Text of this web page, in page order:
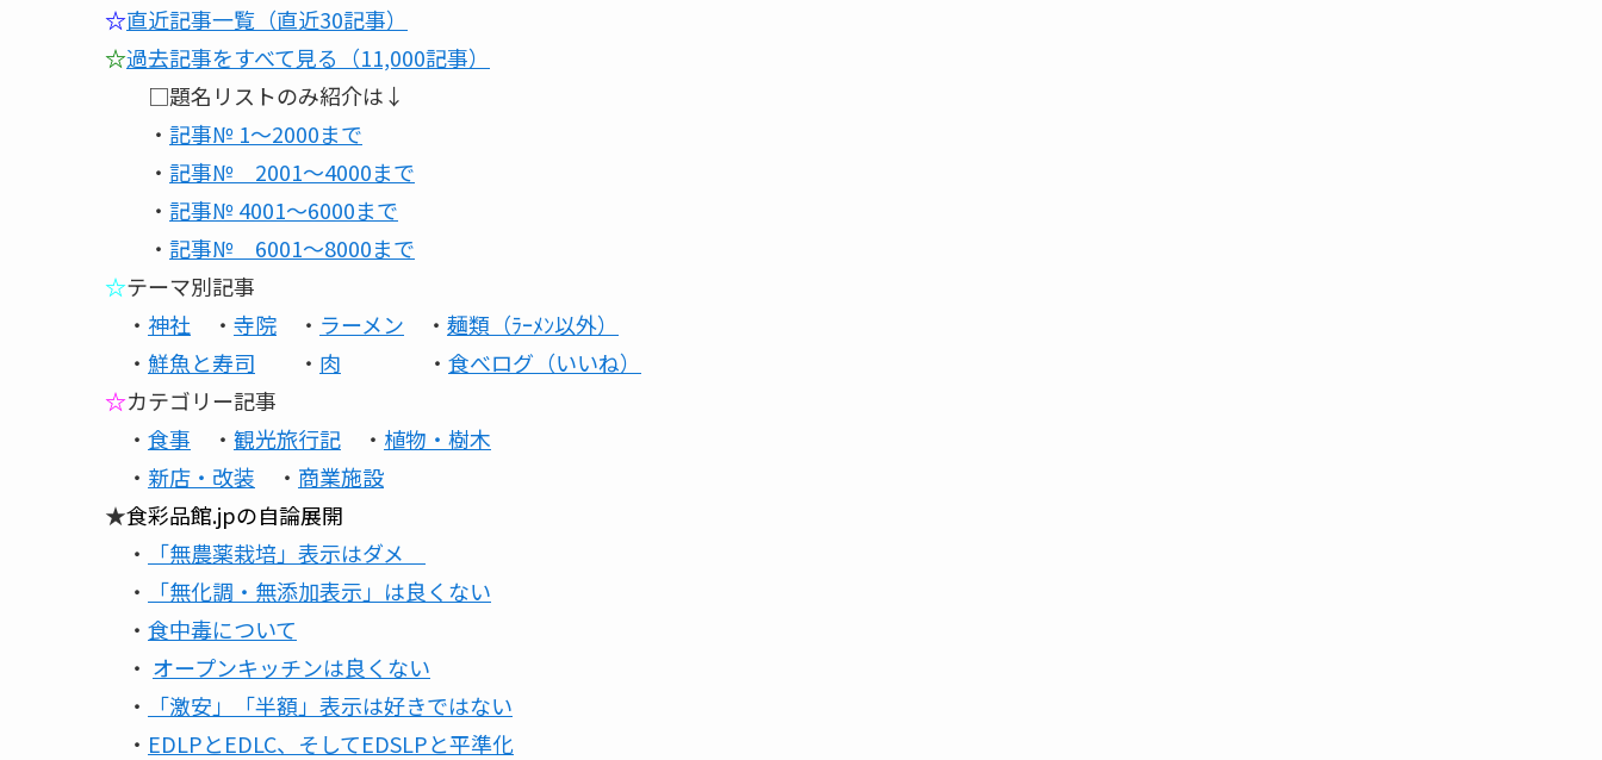
☆直近記事一覧（直近30記事）
☆過去記事をすべて見る（11,000記事）
□題名リストのみ紹介は↓
・ 記事№ 1～2000まで
・ 記事№ 2001～4000まで
・ 記事№ 4001～6000まで
・ 記事№ 6001～8000まで
☆テーマ別記事
・ 神社 ・ 寺院 ・ ラーメン ・ 麺類（ﾗｰﾒﾝ以外）
・ 鮮魚と寿司 ・ 肉 ・ 食べログ（いいね）
☆カテゴリー記事
・ 食事 ・ 観光旅行記 ・ 植物・樹木
・ 新店・改装 ・ 商業施設
★食彩品館.jpの自論展開
・
「無農薬栽培」表示はダメ
・
「無化調・無添加表示」は良くない
・ 食中毒について
・ オープンキッチンは良くない
・
「激安」「半額」表示は好きではない
・ EDLPとEDLC、そしてEDSLPと平準化